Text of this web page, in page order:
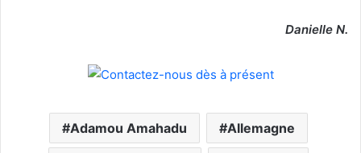
Danielle N.
Adamou Amahadu Allemagne